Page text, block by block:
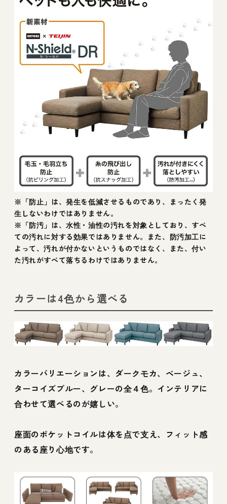
※「防止」は、発生を低減させるものであり、まったく発
生しないわけではありません。
※「防汚」は、水性・油性の汚れを対象としており、すべ
ての汚れに対する効果ではありません。また、防汚加工に
よって、汚れが付かないというものではなく、また、付い
た汚れがすべて落ちるわけではありません。
カラーは4色から選べる
カラーバリエーションは、ダークモカ、ベージュ、
ターコイズブルー、グレーの全４色。インテリアに
合わせて選べるのが嬉しい。
座面のポケットコイルは体を点で支え、フィット感
のある座り心地です。